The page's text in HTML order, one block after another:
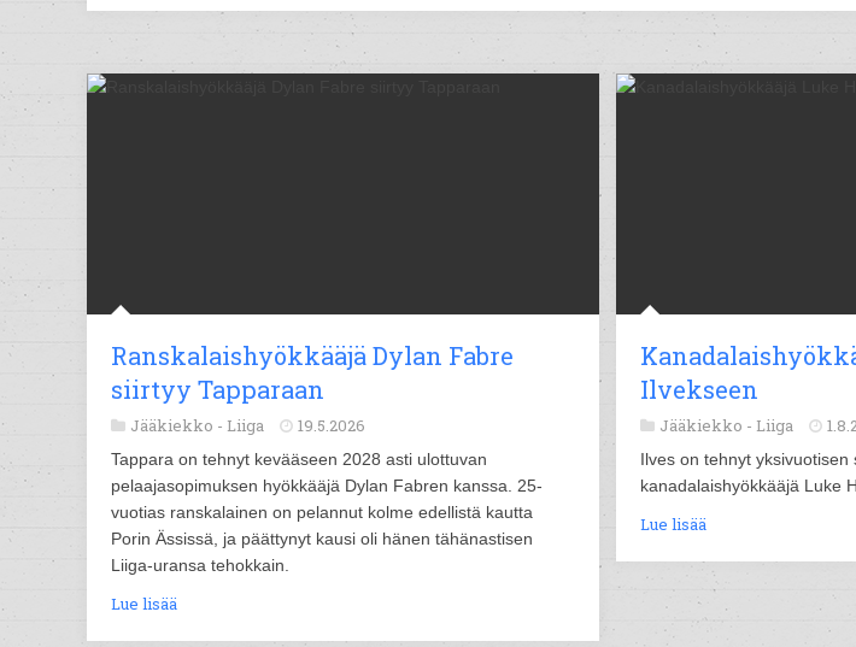
Ranskalaishyökkääjä Dylan Fabre
siirtyy Tapparaan
Jääkiekko - Liiga 19.5.2026
Tappara on tehnyt kevääseen 2028 asti ulottuvan
pelaajasopimuksen hyökkääjä Dylan Fabren kanssa. 25-
vuotias ranskalainen on pelannut kolme edellistä kautta
Porin Ässissä, ja päättynyt kausi oli hänen tähänastisen
Liiga-uransa tehokkain.
Lue lisää
Ilvekseen
Jääkiekko - Liiga
Ilves on tehnyt
kanadalaishyökkääjä Luke
Lue lisää